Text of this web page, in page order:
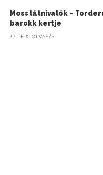
Moss látnivalók –
barokk kertje
37 PERC OLVASÁS